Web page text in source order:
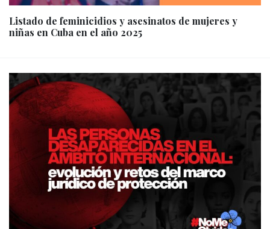
Listado de feminicidios y asesinatos de mujeres y
niñas en Cuba en el año 2025